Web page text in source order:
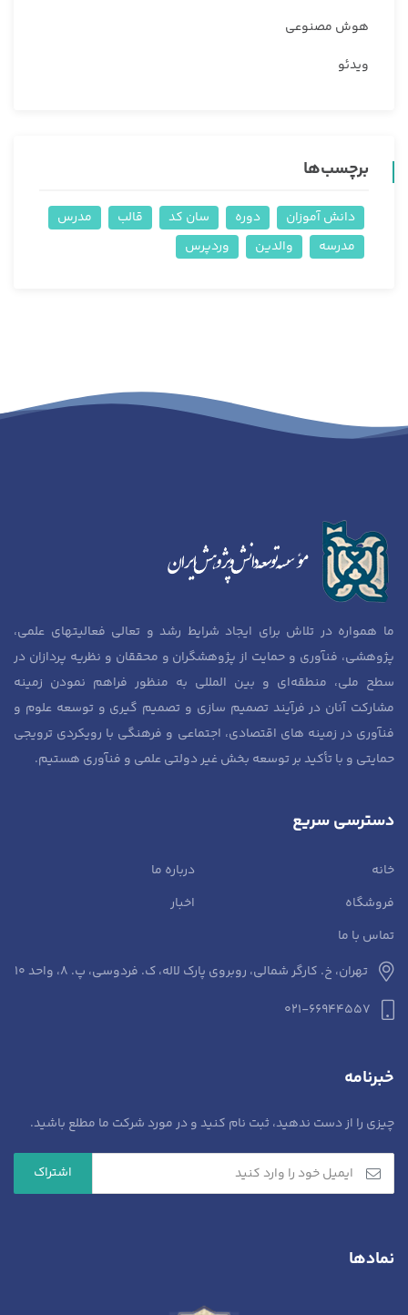
هوش مصنوعی
ویدئو
برچسب‌ها
دانش آموزان دوره سان کد قالب
مدرس
مدرسه
والدین وردپرس
ما همواره در تلاش برای ایجاد شرایط رشد و تعالی فعالیتهای علمی،
پژوهشی، فنآوری و حمایت از پژوهشگران و محققان و نظریه پردازان در
سطح ملی، منطقه‌ای و بین المللی به منظور فراهم نمودن زمینه
مشارکت آنان در فرآیند تصمیم سازی و تصمیم گیری و توسعه علوم و
فنآوری در زمینه های اقتصادی، اجتماعی و فرهنگی با رویکردی ترویجی
حمایتی و با تأکید بر توسعه بخش غیر دولتی علمی و فنآوری هستیم.
دسترسی سریع
خانه
درباره ما
فروشگاه
اخبار
تماس با ما
تهران، خ. کارگر شمالی، روبروی پارک لاله، ک. فردوسی، پ. 8، واحد 10​
021-66944557
خبرنامه
چیزی را از دست ندهید، ثبت نام کنید و در مورد شرکت ما مطلع باشید.
نمادها